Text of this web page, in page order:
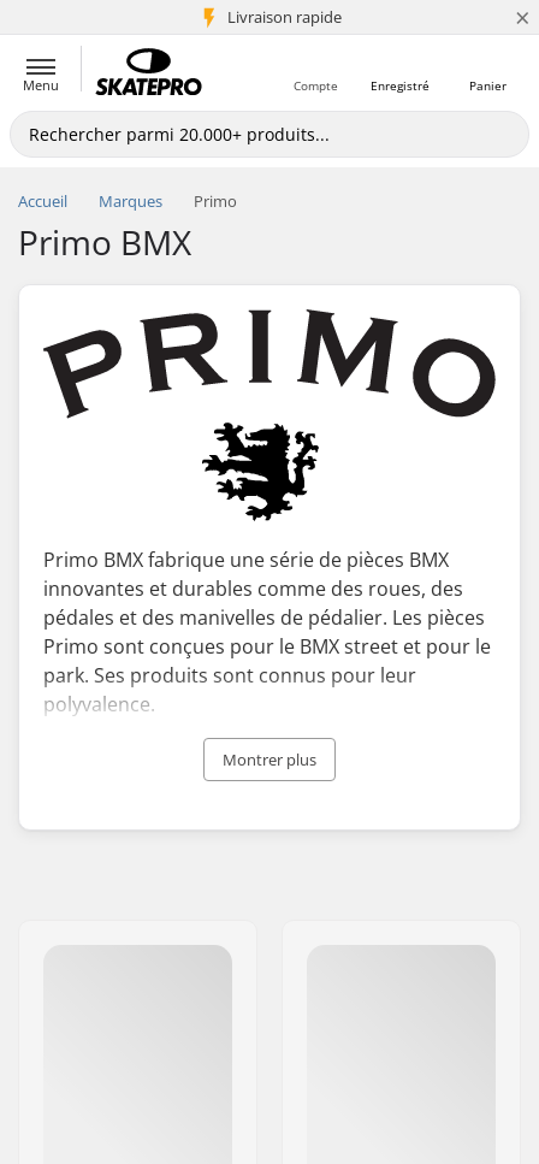
Livraison rapide
+5 mio de clients ×
Menu Panier
Enregistré
Compte
Accueil Marques Primo
Primo BMX
Primo BMX fabrique une série de pièces BMX
innovantes et durables comme des roues, des
pédales et des manivelles de pédalier. Les pièces
Primo sont conçues pour le BMX street et pour le
park. Ses produits sont connus pour leur
polyvalence.
À l'origine fabricant de pneus pour fauteuils
roulants à la fin des années 1980, Primo a changé
pièces de BMX au début des années 90.
succès comprenant notamment Brian Foster.
Montrer plus